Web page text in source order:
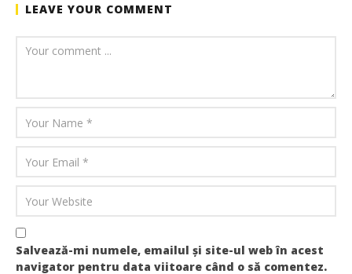
LEAVE YOUR COMMENT
Salvează-mi numele, emailul și site-ul web în acest
navigator pentru data viitoare când o să comentez.